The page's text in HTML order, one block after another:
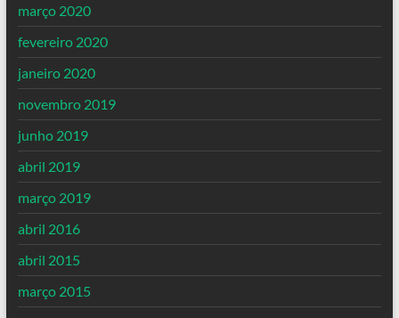
março 2020
fevereiro 2020
janeiro 2020
novembro 2019
junho 2019
abril 2019
março 2019
abril 2016
abril 2015
março 2015